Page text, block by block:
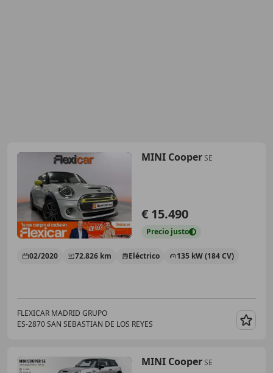
MINI CooperSE
€ 15.490
Precio justo
02/2020 72.826 km Eléctrico 135 kW (184 CV)
FLEXICAR MADRID GRUPO
ES-2870 SAN SEBASTIAN DE LOS REYES
MINI CooperSE